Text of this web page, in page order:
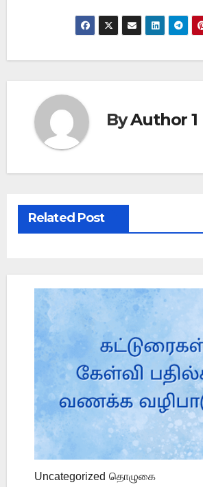
ByAuthor 1
Related Post
Uncategorized தொழுகை